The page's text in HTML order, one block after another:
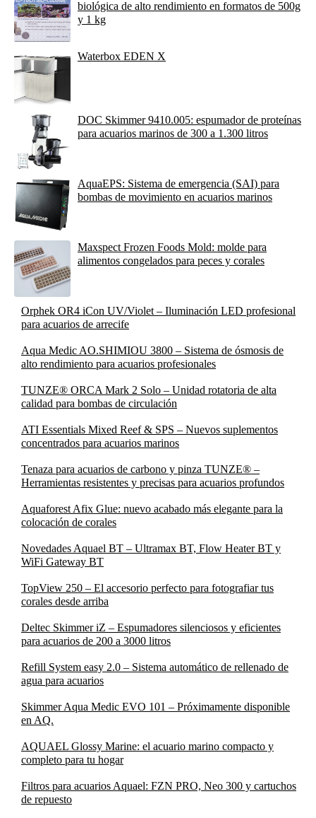
biológica de alto rendimiento en formatos de 500g
y 1 kg
Waterbox EDEN X
DOC Skimmer 9410.005: espumador de proteínas
para acuarios marinos de 300 a 1.300 litros
AquaEPS: Sistema de emergencia (SAI) para
bombas de movimiento en acuarios marinos
Maxspect Frozen Foods Mold: molde para
alimentos congelados para peces y corales
Orphek OR4 iCon UV/Violet – Iluminación LED profesional
para acuarios de arrecife
Aqua Medic AO.SHIMIOU 3800 – Sistema de ósmosis de
alto rendimiento para acuarios profesionales
TUNZE® ORCA Mark 2 Solo – Unidad rotatoria de alta
calidad para bombas de circulación
ATI Essentials Mixed Reef & SPS – Nuevos suplementos
concentrados para acuarios marinos
Tenaza para acuarios de carbono y pinza TUNZE® –
Herramientas resistentes y precisas para acuarios profundos
Aquaforest Afix Glue: nuevo acabado más elegante para la
colocación de corales
Novedades Aquael BT – Ultramax BT, Flow Heater BT y
WiFi Gateway BT
TopView 250 – El accesorio perfecto para fotografiar tus
corales desde arriba
Deltec Skimmer iZ – Espumadores silenciosos y eficientes
para acuarios de 200 a 3000 litros
Refill System easy 2.0 – Sistema automático de rellenado de
agua para acuarios
Skimmer Aqua Medic EVO 101 – Próximamente disponible
en AQ.
AQUAEL Glossy Marine: el acuario marino compacto y
completo para tu hogar
Filtros para acuarios Aquael: FZN PRO, Neo 300 y cartuchos
de repuesto